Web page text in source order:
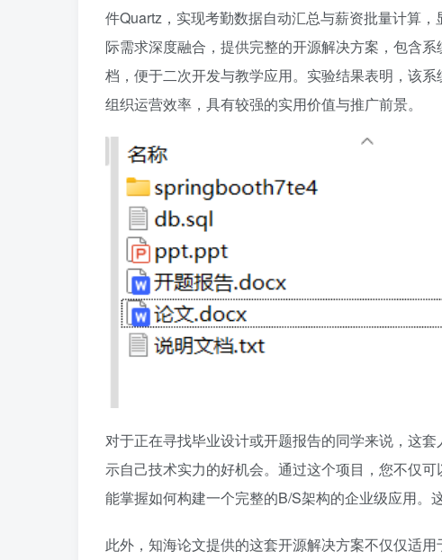
件Quartz，实现考勤数据自动汇总与薪资批量计算
际需求深度融合，提供完整的开源解决方案，包含
档，便于二次开发与教学应用。实验结果表明，该
组织运营效率，具有较强的实用价值与推广前景。
对于正在寻找毕业设计或开题报告的同学来说，这
示自己技术实力的好机会。通过这个项目，您不仅
能掌握如何构建一个完整的B/S架构的企业级应用。
此外，知海论文提供的这套开源解决方案不仅仅适